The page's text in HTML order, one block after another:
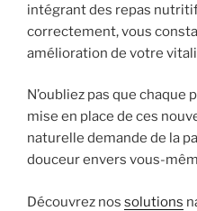
intégrant des repas
correctement, vous
amélioration de votre
N’oubliez pas que
mise en place de ces
naturelle demande de la
douceur envers vous-
Découvrez nos solutions